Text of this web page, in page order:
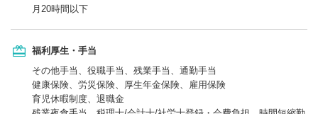
月20時間以下
福利厚生・手当
その他手当、役職手当、残業手当、通勤手当
健康保険、労災保険、厚生年金保険、雇用保険
育児休暇制度、退職金